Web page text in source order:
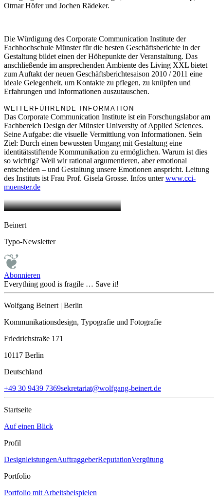
Otmar Höfer und Jochen Rädeker.
Die Würdigung des Corporate Communication Institute der
Fachhochschule Münster für die besten Geschäftsberichte in der
Gestaltung bildet einen der Höhepunkte der Veranstaltung. Das
anschließende im ansprechenden Ambiente des Living XXL bietet
zum Auftakt der neuen Geschäftsberichtesaison 2010 / 2011 eine
ideale Gelegenheit, um Kontakte zu pflegen, zu knüpfen und
Erfahrungen und Informationen auszutauschen.
WEITERFÜHRENDE INFORMATION
Das Corporate Communication Institute ist ein Forschungslabor am
Fachbereich Design der Münster University of Applied Sciences.
Seine Aufgabe: die visuelle Vermittlung von Informationen. Sein
Ziel: Durch einen bewussten Umgang mit Gestaltung eine
identitätsstiftende Kommunikation zu ermöglichen. Warum ist dies
so wichtig? Weil wir rational argumentieren, aber emotional
entscheiden – und Gestaltung unsere Emotionen anspricht. Leitung
des Instituts ist Frau Prof. Gisela Grosse. Infos unterwww.cci-
muenster.de
Beinert
Typo-Newsletter
Abonnieren
Everything good is fragile … Save it!
Wolfgang Beinert | Berlin
Kommunikationsdesign, Typografie und Fotografie
Friedrichstraße 171
10117 Berlin
Deutschland
+49‭ 30 9439 7369‬sekretariat@wolfgang-beinert.de
Startseite
Auf einen Blick
Profil
DesignleistungenAuftraggeberReputationVergütung
Portfolio
Portfolio mit Arbeitsbeispielen